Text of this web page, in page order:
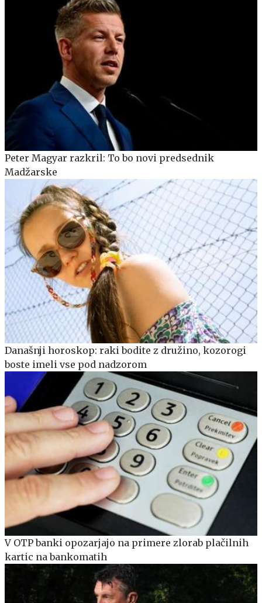
Peter Magyar razkril: To bo novi predsednik
Madžarske
Današnji horoskop: raki bodite z družino, kozorogi
boste imeli vse pod nadzorom
V OTP banki opozarjajo na primere zlorab plačilnih
kartic na bankomatih